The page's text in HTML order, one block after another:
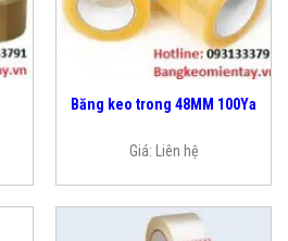
Băng keo trong 48MM 100Ya
Giá: Liên hệ